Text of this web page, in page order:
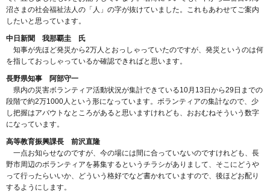
沼さまの社会福祉法人の「人」の字が抜けていました。これもあわせてご案内
したいと思っています。
中日新聞 我那覇圭 氏
知事が先ほど発災から2万人とおっしゃっていたのですが、発災というのは何
を指しておっしゃっているか確認できればと思います。
長野県知事 阿部守一
県内の災害ボランティア活動状況が集計できている10月13日から29日までの
段階で約2万1000人という形になっています。ボランティアの集計なので、少
し把握はアバウトなところがあると思いますけれども、おおむねそういう数字
になっています。
高等教育振興課長 前沢直隆
一点お知らせなのですが、今の場には間に合っていないのですけれども、長
野市周辺のボランティアを募集するというチラシがありまして、そこにどうや
って行ったらいいか、どういう格好でなど書かれていますので、後ほどお配り
するようにします。